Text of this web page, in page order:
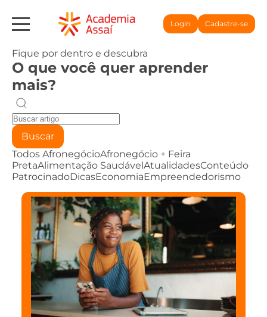
Login Cadastre-se
Fique por dentro e descubra
O que você quer aprender
mais?
Buscar
Todos AfronegócioAfronegócio + Feira
PretaAlimentação SaudávelAtualidadesConteúdo
PatrocinadoDicasEconomiaEmpreendedorismo